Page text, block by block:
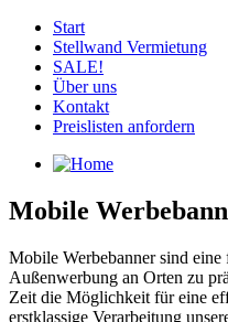
Start
Stellwand Vermietung
SALE!
Über uns
Kontakt
Preislisten anfordern
Mobile
Mobile Werbebanner sind
Außenwerbung an Orten zu
Zeit die Möglichkeit für eine
erstklassige Verarbeitung